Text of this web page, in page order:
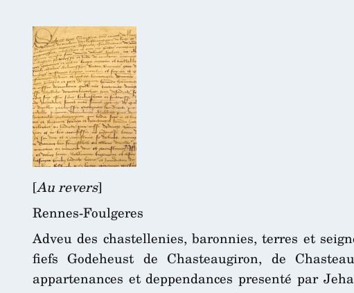
[Au revers]
Rennes-Foulgeres
Adveu des chastellenies, baronnies, terres et
fiefs Godeheust de Chasteaugiron, de
appartenances et deppendances presenté par